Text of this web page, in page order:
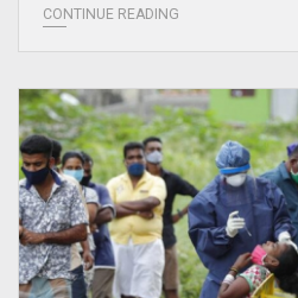
CONTINUE READING